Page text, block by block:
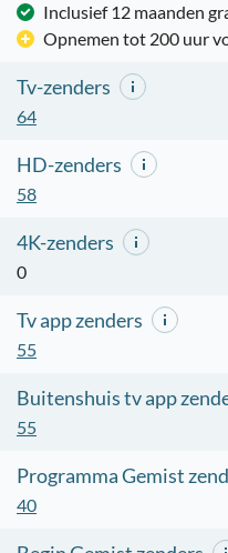
Inclusief 12 maanden
Opnemen tot 200 uur
Tv-zenders
64
HD-zenders
58
4K-zenders
0
Tv app zenders
55
Buitenshuis tv app
55
Programma Gemist
40